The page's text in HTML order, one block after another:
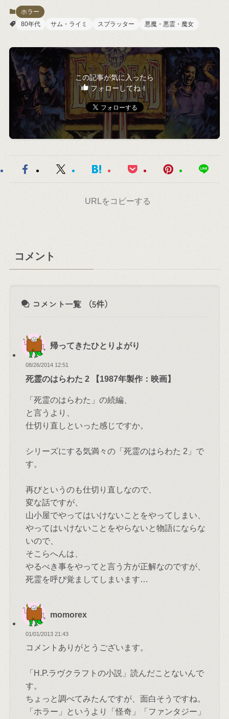
ホラー
80年代
サム・ライミ スプラッター 悪魔・悪霊・魔女
この記事が気に入ったら
フォローしてね！
URLをコピーする
コメント
コメント一覧 （5件）
帰ってきたひとりよがり
08/26/2014 12:51
死霊のはらわた 2 【1987年製作：映画】
「死霊のはらわた」の続編、
と言うより、
仕切り直しといった感じですか。
シリーズにする気満々の「死霊のはらわた 2」で
す。
再びというのも仕切り直しなので、
変な話ですが、
山小屋でやってはいけないことをやってしまい、
やってはいけないことをやらないと物語にならな
いので、
そこらへんは、
やるべき事をやってと言う方が正解なのですが、
死霊を呼び覚ましてしまいます…
momorex
01/01/2013 21:43
コメントありがとうございます。
「H.P.ラヴクラフトの小説」読んだことないんで
す。
ちょっと調べてみたんですが、面白そうですね。
「ホラー」というより「怪奇」「ファンタジー」